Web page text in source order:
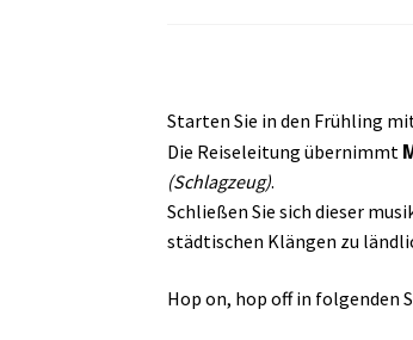
Starten Sie in den Frühling
Die Reiseleitung übernimmt
(Schlagzeug).
Schließen Sie sich dieser
städtischen Klängen zu
Hop on, hop off in folgenden